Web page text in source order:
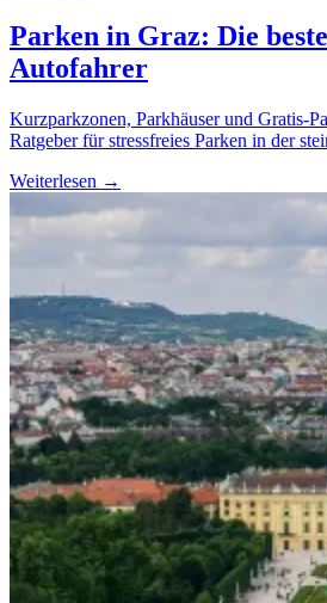
Parken in Graz: Die
Autofahrer
Kurzparkzonen, Parkhäuser und Gratis-
Ratgeber für stressfreies Parken in der
Weiterlesen →